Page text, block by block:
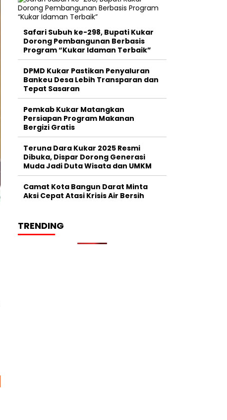
Safari Subuh ke-298, Bupati Kukar
Dorong Pembangunan Berbasis
Program “Kukar Idaman Terbaik”
DPMD Kukar Pastikan Penyaluran
Bankeu Desa Lebih Transparan dan
Tepat Sasaran
Pemkab Kukar Matangkan
Persiapan Program Makanan
Bergizi Gratis
Teruna Dara Kukar 2025 Resmi
Dibuka, Dispar Dorong Generasi
Muda Jadi Duta Wisata dan UMKM
Camat Kota Bangun Darat Minta
Aksi Cepat Atasi Krisis Air Bersih
TRENDING